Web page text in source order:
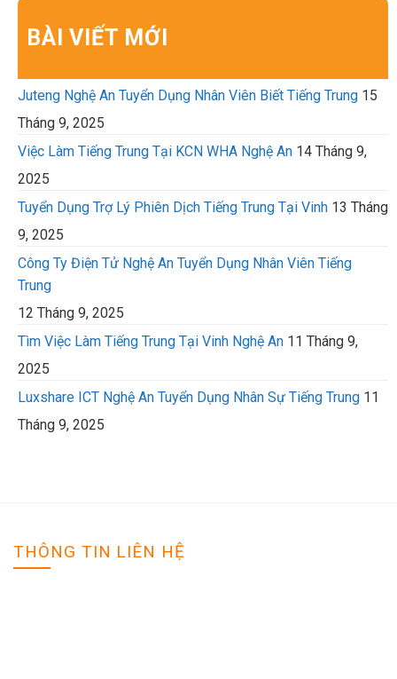
BÀI VIẾT MỚI
Juteng Nghệ An Tuyển Dụng Nhân Viên Biết Tiếng Trung 15
Tháng 9, 2025
Việc Làm Tiếng Trung Tại KCN WHA Nghệ An 14 Tháng 9,
2025
Tuyển Dụng Trợ Lý Phiên Dịch Tiếng Trung Tại Vinh 13 Tháng
9, 2025
Công Ty Điện Tử Nghệ An Tuyển Dụng Nhân Viên Tiếng
Trung
12 Tháng 9, 2025
Tìm Việc Làm Tiếng Trung Tại Vinh Nghệ An 11 Tháng 9,
2025
Luxshare ICT Nghệ An Tuyển Dụng Nhân Sự Tiếng Trung 11
Tháng 9, 2025
THÔNG TIN LIÊN HỆ